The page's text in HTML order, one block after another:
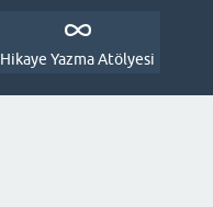
Hikaye Yazma Atölyesi